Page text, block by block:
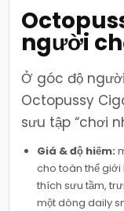
người
Ở góc độ
Octopussy
sưu tập “chơi
Giá & độ hiếm:
cho toàn thế
thích sưu tầm,
một dòng daily